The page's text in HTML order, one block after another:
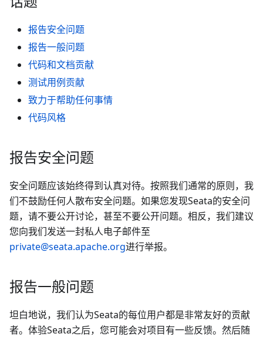
报告安全问题
报告一般问题
代码和文档贡献
测试用例贡献
致力于帮助任何事情
代码风格
报告安全问题
安全问题应该始终得到认真对待。按照我们通常的原则，我
们不鼓励任何人散布安全问题。如果您发现Seata的安全问
题，请不要公开讨论，甚至不要公开问题。相反，我们建议
您向我们发送一封私人电子邮件至
private@seata.apache.org进行举报。
报告一般问题
坦白地说，我们认为Seata的每位用户都是非常友好的贡献
者。体验Seata之后，您可能会对项目有一些反馈。然后随